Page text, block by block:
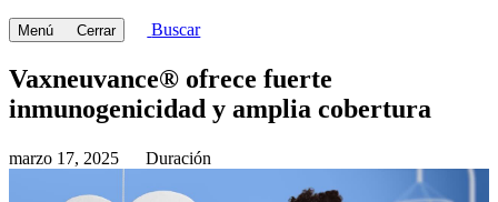
Menú Cerrar Buscar
Vaxneuvance® ofrece fuerte
inmunogenicidad y amplia cobertura
marzo 17, 2025 Duración